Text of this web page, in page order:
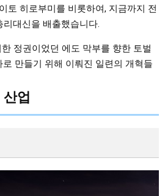
토 히로부미를 비롯하여, 지금까지 전
대신을 배출했습니다.
정권이었던 에도 막부를 향한 토벌
만들기 위해 이뤄진 일련의 개혁들
업